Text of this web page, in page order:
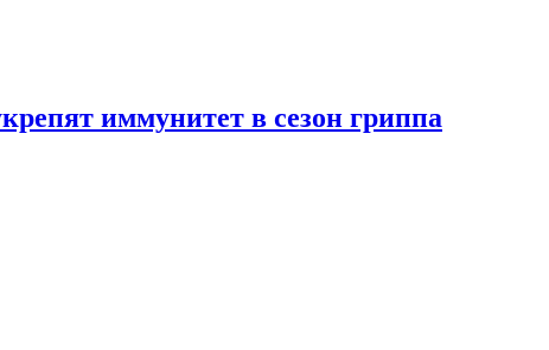
иммунитет в сезон гриппа